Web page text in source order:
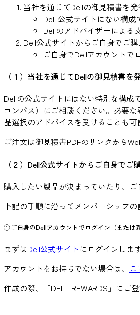
当社を通じてDellの御見積書を発
Dell 公式サイトにない構
Dellのアドバイザーによる
Dell公式サイトからご自身でご
ご自身でDellアカウントで
（１）当社を通じてDellの御見積書を
Dellの公式サイトにはない特別な構
コンパス）にご相談ください。必要
品選択のアドバイスを受けることも可
ご注文は御見積書PDFのリンクから
（２）Dell公式サイトからご自身でご
購入したい製品が決まっていたり、
下記の手順に沿ってメンバーシップ
①ご自身のDellアカウントでログイン（または新
まずはDell公式サイト にログインします
アカウントをお持ちでない場合は、 こ
作成の際、「DELL REWARDS」にご